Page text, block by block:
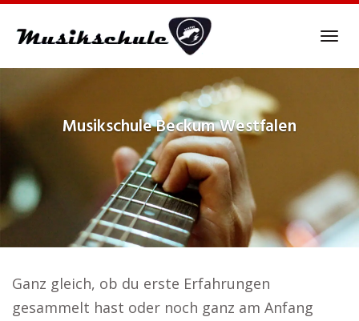
MusikschuleBeckum Westfalen
Ganz gleich, ob du erste Erfahrungen
gesammelt hast oder noch ganz am Anfang